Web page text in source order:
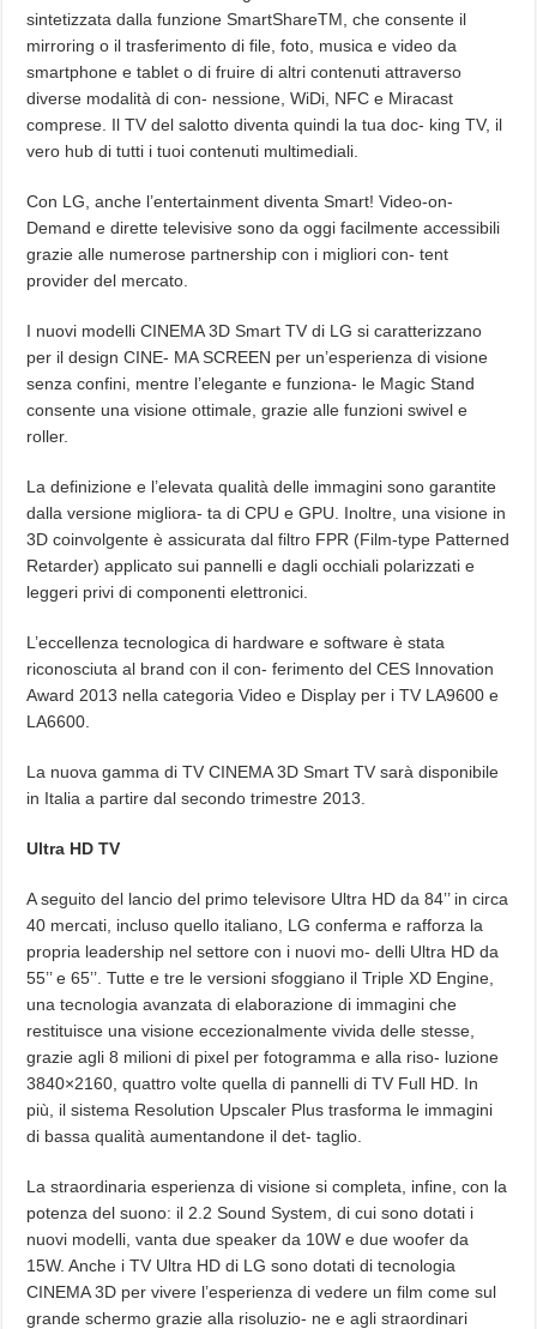
sintetizzata dalla funzione SmartShareTM, che consente il
mirroring o il trasferimento di file, foto, musica e video da
smartphone e tablet o di fruire di altri contenuti attraverso
diverse modalità di con- nessione, WiDi, NFC e Miracast
comprese. Il TV del salotto diventa quindi la tua doc- king TV, il
vero hub di tutti i tuoi contenuti multimediali.
Con LG, anche l’entertainment diventa Smart! Video-on-
Demand e dirette televisive sono da oggi facilmente accessibili
grazie alle numerose partnership con i migliori con- tent
provider del mercato.
I nuovi modelli CINEMA 3D Smart TV di LG si caratterizzano
per il design CINE- MA SCREEN per un’esperienza di visione
senza confini, mentre l’elegante e funziona- le Magic Stand
consente una visione ottimale, grazie alle funzioni swivel e
roller.
La definizione e l’elevata qualità delle immagini sono garantite
dalla versione migliora- ta di CPU e GPU. Inoltre, una visione in
3D coinvolgente è assicurata dal filtro FPR (Film-type Patterned
Retarder) applicato sui pannelli e dagli occhiali polarizzati e
leggeri privi di componenti elettronici.
L’eccellenza tecnologica di hardware e software è stata
riconosciuta al brand con il con- ferimento del CES Innovation
Award 2013 nella categoria Video e Display per i TV LA9600 e
LA6600.
La nuova gamma di TV CINEMA 3D Smart TV sarà disponibile
in Italia a partire dal secondo trimestre 2013.
Ultra HD TV
A seguito del lancio del primo televisore Ultra HD da 84’’ in circa
40 mercati, incluso quello italiano, LG conferma e rafforza la
propria leadership nel settore con i nuovi mo- delli Ultra HD da
55’’ e 65’’. Tutte e tre le versioni sfoggiano il Triple XD Engine,
una tecnologia avanzata di elaborazione di immagini che
restituisce una visione eccezionalmente vivida delle stesse,
grazie agli 8 milioni di pixel per fotogramma e alla riso- luzione
3840×2160, quattro volte quella di pannelli di TV Full HD. In
più, il sistema Resolution Upscaler Plus trasforma le immagini
di bassa qualità aumentandone il det- taglio.
La straordinaria esperienza di visione si completa, infine, con la
potenza del suono: il 2.2 Sound System, di cui sono dotati i
nuovi modelli, vanta due speaker da 10W e due woofer da
15W. Anche i TV Ultra HD di LG sono dotati di tecnologia
CINEMA 3D per vivere l’esperienza di vedere un film come sul
grande schermo grazie alla risoluzio- ne e agli straordinari